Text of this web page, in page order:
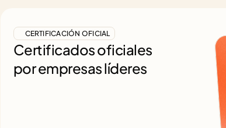
CERTIFICACIÓN OFICIAL
Certificados oficiales
por empresas líderes